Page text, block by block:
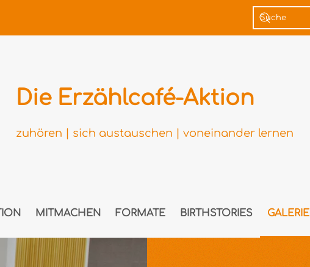
Die Erzählcafé-Aktion
zuhören | sich austauschen | voneinander lernen
MITMACHEN FORMATE BIRTHSTORIES GALERIE